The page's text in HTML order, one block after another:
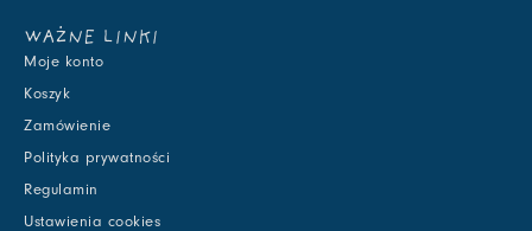
WAŻNE LINKI
Moje konto
Koszyk
Zamówienie
Polityka prywatności
Regulamin
Ustawienia cookies